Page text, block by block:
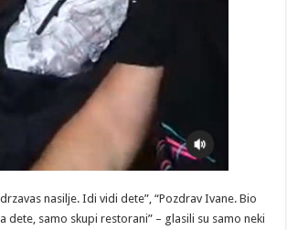
nasilje. Idi vidi dete”, “Pozdrav Ivane. Bio
dete, samo skupi restorani” – glasili su samo neki